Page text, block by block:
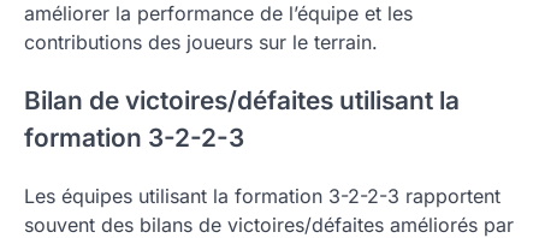
améliorer la performance de l’équipe et les
contributions des joueurs sur le terrain.
Bilan de victoires/défaites utilisant la
formation 3-2-2-3
Les équipes utilisant la formation 3-2-2-3 rapportent
souvent des bilans de victoires/défaites améliorés par